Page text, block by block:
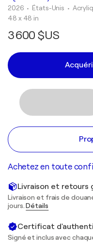
2026 • États-Unis •
48 x 48 in
3 600 $US
Achetez en toute
Livraison et retours
Livraison et frais de
jours.Détails
Certificat
Signé et inclus avec